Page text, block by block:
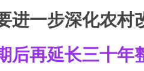
进一步深化农村
后再延长三十年